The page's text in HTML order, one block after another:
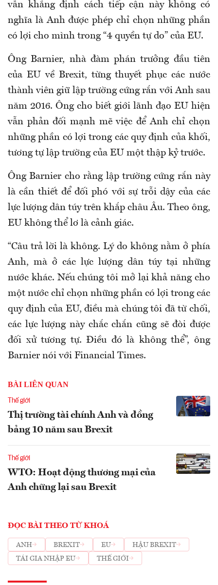
vẫn khẳng định cách tiếp cận này không có
nghĩa là Anh được phép chỉ chọn những phần
có lợi cho mình trong “4 quyền tự do” của EU.
Ông Barnier, nhà đàm phán trưởng đầu tiên
của EU về Brexit, từng thuyết phục các nước
thành viên giữ lập trường cứng rắn với Anh sau
năm 2016. Ông cho biết giới lãnh đạo EU hiện
vẫn phản đối mạnh mẽ việc để Anh chỉ chọn
những phần có lợi trong các quy định của khối,
tương tự lập trường của EU một thập kỷ trước.
Ông Barnier cho rằng lập trường cứng rắn này
là cần thiết để đối phó với sự trỗi dậy của các
lực lượng dân túy trên khắp châu Âu. Theo ông,
EU không thể lơ là cảnh giác.
“Câu trả lời là không. Lý do không nằm ở phía
Anh, mà ở các lực lượng dân túy tại những
nước khác. Nếu chúng tôi mở lại khả năng cho
một nước chỉ chọn những phần có lợi trong các
quy định của EU, điều mà chúng tôi đã từ chối,
các lực lượng này chắc chắn cũng sẽ đòi được
đối xử tương tự. Điều đó là không thể”, ông
Barnier nói với Financial Times.
BÀI LIÊN QUAN
Thế giới
Thị trường tài chính Anh và đồng
bảng 10 năm sau Brexit
Thế giới
WTO: Hoạt động thương mại của
Anh chững lại sau Brexit
ĐỌC BÀI THEO TỪ KHOÁ
ANH BREXIT EU
HẬU BREXIT
TÁI GIA NHẬP EU
THẾ GIỚI